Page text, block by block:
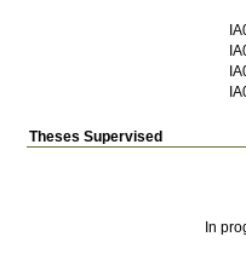
Theses Supervised
In